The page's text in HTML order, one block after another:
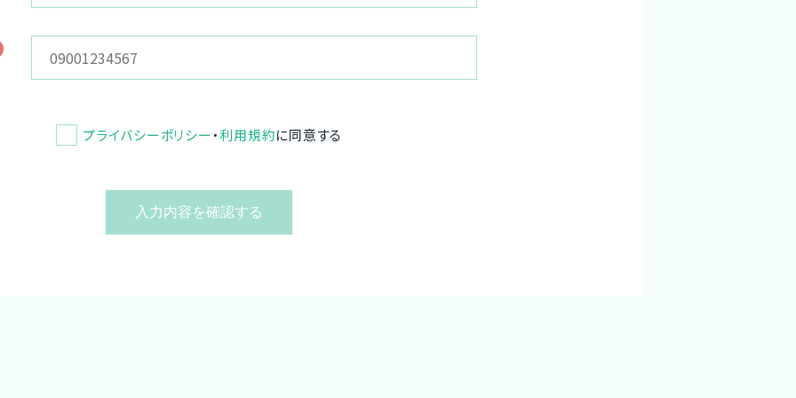
プライバシーポリシー・利用規約に同意する
入力内容を確認する